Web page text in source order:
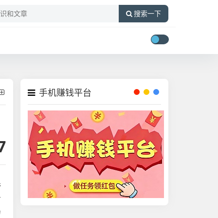
搜索一下
手机赚钱平台